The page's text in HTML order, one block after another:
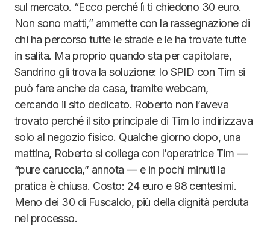
sul mercato. “Ecco perché lì ti chiedono 30 euro.
Non sono matti,” ammette con la rassegnazione di
chi ha percorso tutte le strade e le ha trovate tutte
in salita. Ma proprio quando sta per capitolare,
Sandrino gli trova la soluzione: lo SPID con Tim si
può fare anche da casa, tramite webcam,
cercando il sito dedicato. Roberto non l’aveva
trovato perché il sito principale di Tim lo indirizzava
solo al negozio fisico. Qualche giorno dopo, una
mattina, Roberto si collega con l’operatrice Tim —
“pure caruccia,” annota — e in pochi minuti la
pratica è chiusa. Costo: 24 euro e 98 centesimi.
Meno dei 30 di Fuscaldo, più della dignità perduta
nel processo.